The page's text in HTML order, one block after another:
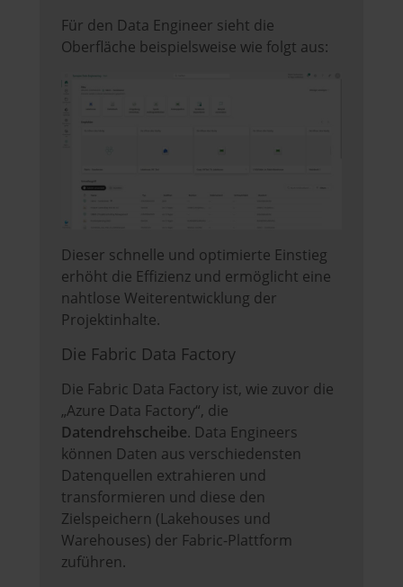
Für den Data Engineer sieht die
Oberfläche beispielsweise wie folgt aus:
Dieser schnelle und optimierte Einstieg
erhöht die Effizienz und ermöglicht eine
nahtlose Weiterentwicklung der
Projektinhalte.
Die Fabric Data Factory
Die Fabric Data Factory ist, wie zuvor die
„Azure Data Factory“, die
Datendrehscheibe. Data Engineers
können Daten aus verschiedensten
Datenquellen extrahieren und
transformieren und diese den
Zielspeichern (Lakehouses und
Warehouses) der Fabric-Plattform
zuführen.